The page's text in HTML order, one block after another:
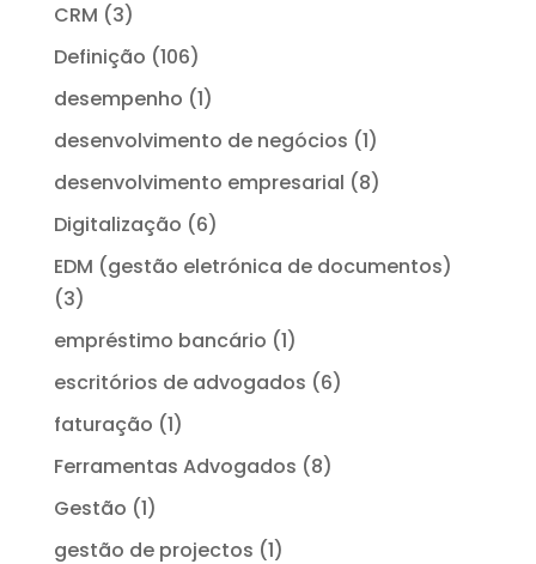
CRM (3)
Definição (106)
desempenho (1)
desenvolvimento de negócios (1)
desenvolvimento empresarial (8)
Digitalização (6)
EDM (gestão eletrónica de documentos)
(3)
empréstimo bancário (1)
escritórios de advogados (6)
faturação (1)
Ferramentas Advogados (8)
Gestão (1)
gestão de projectos (1)